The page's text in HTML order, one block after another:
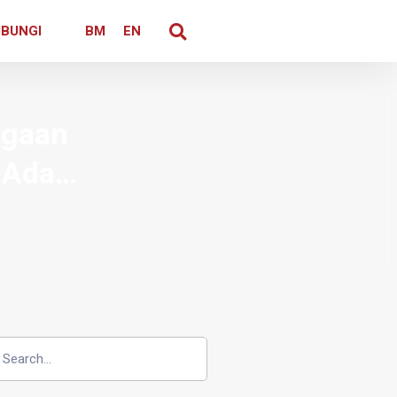
BM EN